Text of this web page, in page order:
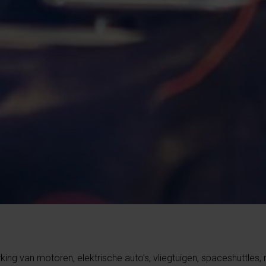
van motoren, elektrische auto’s, vliegtuigen, spaceshuttles,